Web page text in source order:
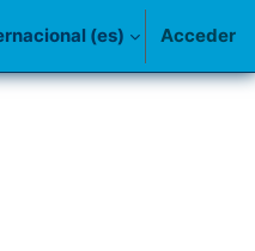
‎(es)‎ Acceder